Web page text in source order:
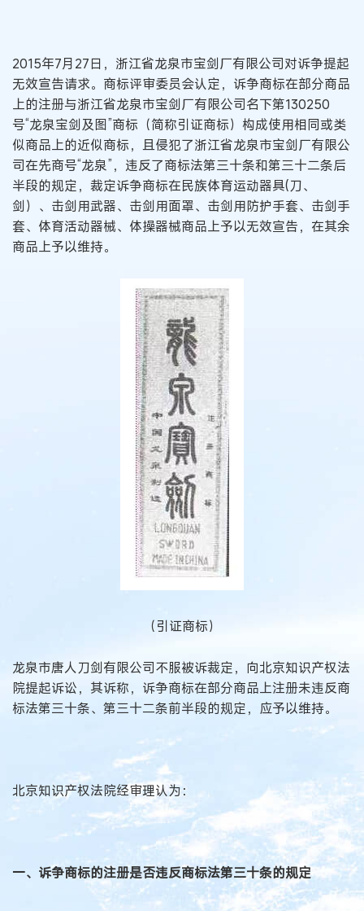
2015年7月27日，浙江省龙泉市宝剑厂有限公司对诉争提起
无效宣告请求。商标评审委员会认定，诉争商标在部分商品
上的注册与浙江省龙泉市宝剑厂有限公司名下第130250
号“龙泉宝剑及图”商标（简称引证商标）构成使用相同或类
似商品上的近似商标，且侵犯了浙江省龙泉市宝剑厂有限公
司在先商号“龙泉”，违反了商标法第三十条和第三十二条后
半段的规定，裁定诉争商标在民族体育运动器具(刀、
剑）、击剑用武器、击剑用面罩、击剑用防护手套、击剑手
套、体育活动器械、体操器械商品上予以无效宣告，在其余
商品上予以维持。
（引证商标）
龙泉市唐人刀剑有限公司不服被诉裁定，向北京知识产权法
院提起诉讼，其诉称，诉争商标在部分商品上注册未违反商
标法第三十条、第三十二条前半段的规定，应予以维持。
北京知识产权法院经审理认为：
一、诉争商标的注册是否违反商标法第三十条的规定